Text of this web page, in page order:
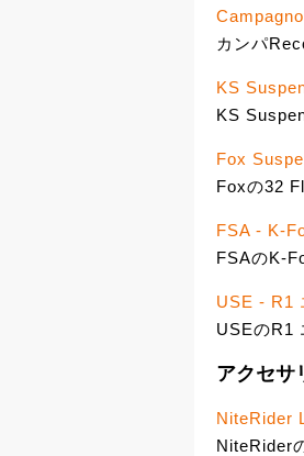
カンパ
KS
KS
Fox
Foxの32
FSA - K-
FSAのK-
USE - R1
USEのR1
アクセサ
NiteRider
NiteRider